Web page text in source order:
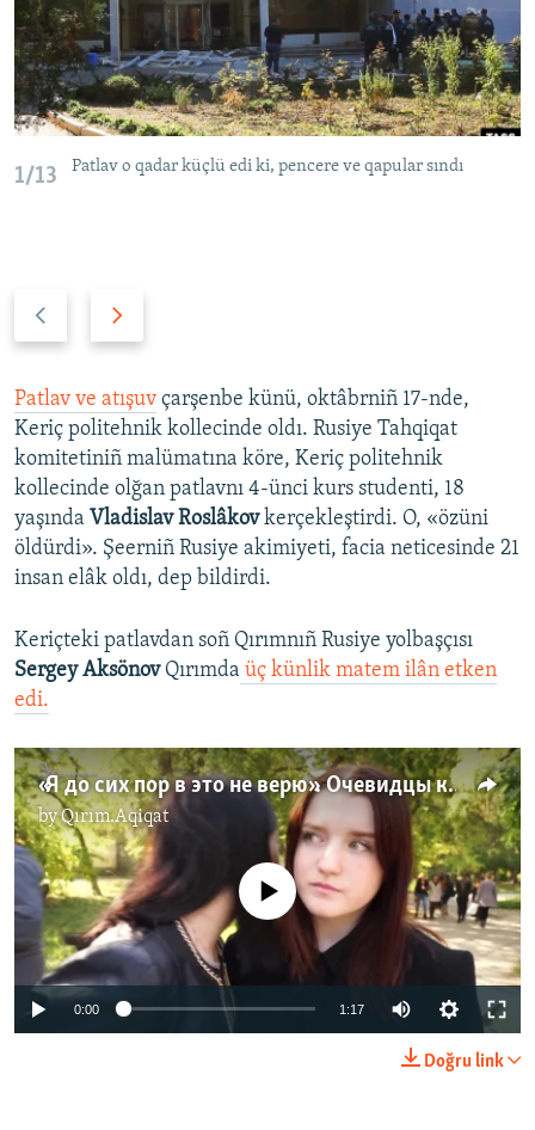
1/13 Patlav o qadar küçlü edi ki, pencere ve qapular sındı
v
i
o
u
s
s
l
d
e
t
s
l
i
d
e
Patlav ve atışuv çarşenbe künü, oktâbrniñ 17-nde,
Keriç politehnik kollecinde oldı. Rusiye Tahqiqat
komitetiniñ malümatına köre, Keriç politehnik
kollecinde olğan patlavnı 4-ünci kurs studenti, 18
yaşında Vladislav Roslâkovkerçekleştirdi. O, «özüni
öldürdi». Şeerniñ Rusiye akimiyeti, facia neticesinde 21
insan elâk oldı, dep bildirdi.
Keriçteki patlavdan soñ Qırımnıñ Rusiye yolbaşçısı
Sergey Aksönov Qırımda üç künlik matem ilân etken
edi.
«Я до сих пор в это не верю». Очевидцы керченской трагедии (видео)
byQırım.Aqiqat
No media source currently available
0:00 1:17
Doğru link